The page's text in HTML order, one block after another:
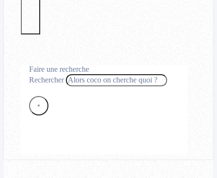
Faire une recherche
Rechercher
×